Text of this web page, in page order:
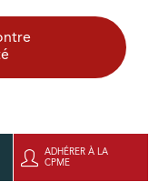
ADHÉRER À LA
CPME